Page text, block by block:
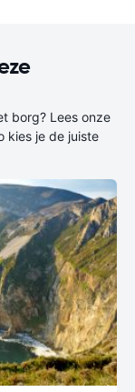
borg? Lees onze
kies je de juiste